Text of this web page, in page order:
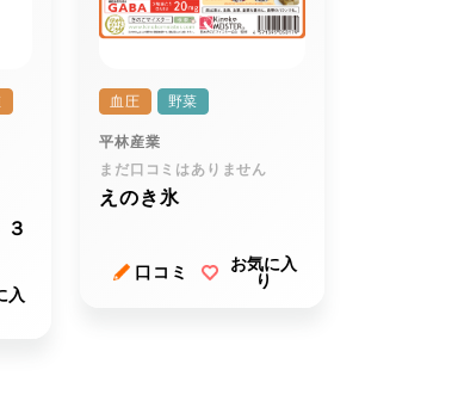
入
血圧 野菜
平林産業
まだ口コミはありません
えのき氷
口コミ
お気に入
り